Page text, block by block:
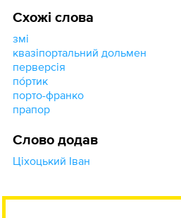
Схожі слова
змі
квазіпортальний дольмен
перверсія
по́ртик
порто-франко
прапор
Слово додав
Ціхоцький Іван